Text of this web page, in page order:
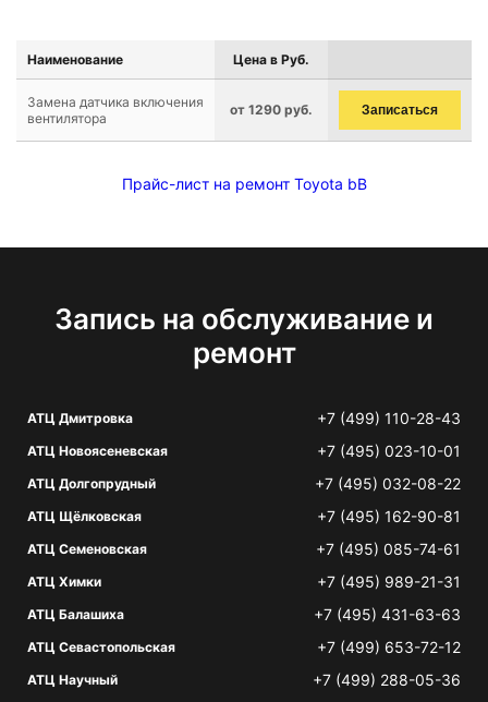
Наименование Цена в Руб.
Замена датчика включения
вентилятора
от 1290 руб. Записаться
Прайс-лист на ремонт Toyota bB
Запись на обслуживание и
ремонт
АТЦ Дмитровка +7 (499) 110-28-43
АТЦ Новоясеневская +7 (495) 023-10-01
АТЦ Долгопрудный +7 (495) 032-08-22
АТЦ Щёлковская +7 (495) 162-90-81
АТЦ Семеновская +7 (495) 085-74-61
АТЦ Химки +7 (495) 989-21-31
АТЦ Балашиха +7 (495) 431-63-63
АТЦ Севастопольская +7 (499) 653-72-12
АТЦ Научный +7 (499) 288-05-36